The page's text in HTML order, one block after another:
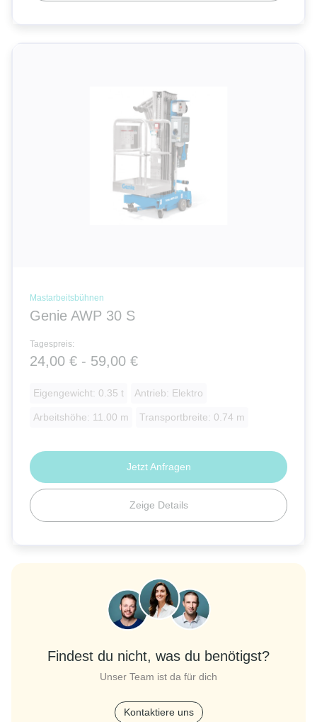
Mastarbeitsbühnen
Genie AWP 30 S
Tagespreis:
24,00 € - 59,00 €
Eigengewicht: 0.35 t Antrieb: Elektro
Arbeitshöhe: 11.00 m Transportbreite: 0.74 m
Zeige Details
Jetzt Anfragen
Findest du nicht, was du benötigst?
Unser Team ist da für dich
Kontaktiere uns